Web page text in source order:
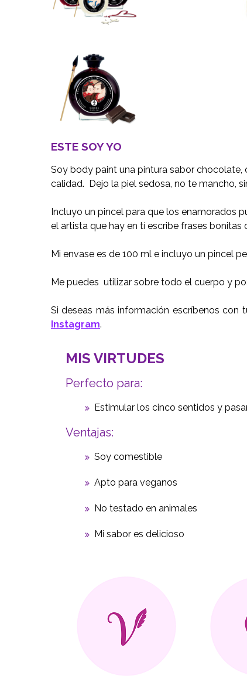
ESTE SOY YO
Soy body paint una pintura sabor
calidad. Dejo la piel sedosa, no te mancho,
Incluyo un pincel para que los enamorados
el artista que hay en tí escribe frases
Mi envase es de 100 ml e incluyo un pincel
Me puedes utilizar sobre todo el cuerpo y
Si deseas más información escríbenos con
Instagram.
MIS VIRTUDES
Perfecto para:
Estimular los cinco sentidos y
Ventajas:
Soy comestible
Apto para veganos
No testado en animales
Mi sabor es delicioso